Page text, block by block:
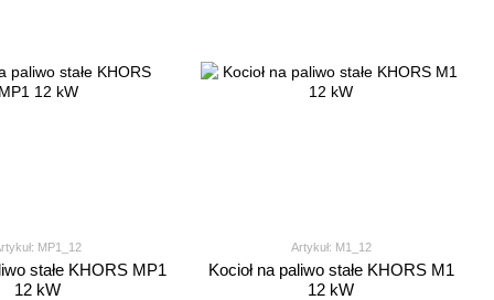
MP1_12
stałe KHORS MP1
12 kW
Artykuł: M1_12
Kocioł na paliwo stałe KHORS M1
12 kW